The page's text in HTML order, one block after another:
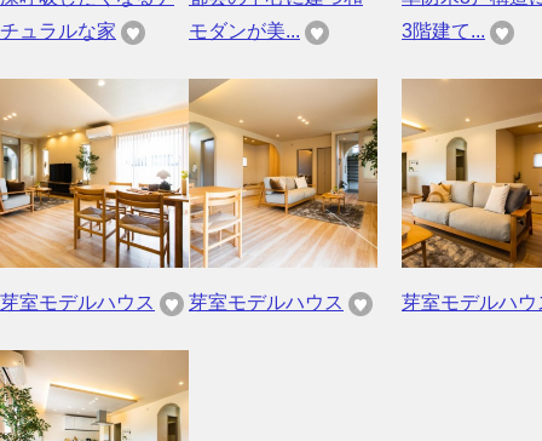
チュラルな家
モダンが美...
3階建て...
芽室モデルハウス 芽室モデルハウス 芽室モデルハウ